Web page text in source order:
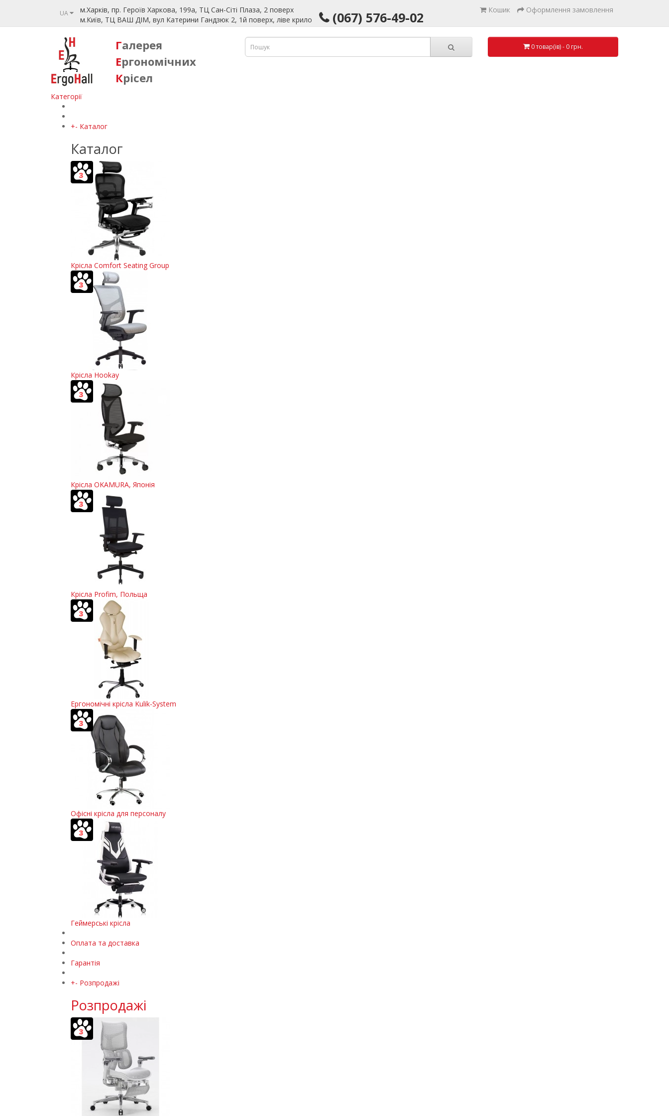
UA
м.Харків, пр. Героїв Харкова, 199а, ТЦ Сан-Сіті Плаза, 2 поверх
м.Київ, ТЦ ВАШ ДІМ, вул Катерини Гандзюк 2, 1й поверх, ліве крило
(067) 576-49-02 Кошик Оформлення замовлення
Галерея
Ергономічних
Крісел
0 товар(ів) - 0 грн.
Категорії
+- Каталог
Каталог
Крісла Comfort Seating Group
Крісла Hookay
Крісла OKAMURA, Японія
Крісла Profim, Польща
Ергономічні крісла Kulik-System
Офісні крісла для персоналу
Геймерські крісла
Оплата та доставка
Гарантія
+- Розпродажі
Розпродажі